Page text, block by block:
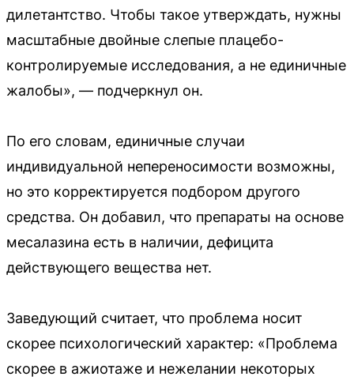
дилетантство. Чтобы такое утверждать, нужны
масштабные двойные слепые плацебо-
контролируемые исследования, а не единичные
жалобы», — подчеркнул он.
По его словам, единичные случаи
индивидуальной непереносимости возможны,
но это корректируется подбором другого
средства. Он добавил, что препараты на основе
месалазина есть в наличии, дефицита
действующего вещества нет.
Заведующий считает, что проблема носит
скорее психологический характер: «Проблема
скорее в ажиотаже и нежелании некоторых